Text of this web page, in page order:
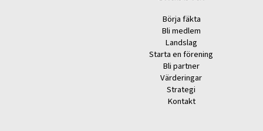
Börja fäkta
Bli medlem
Landslag
Starta en förening
Bli partner
Värderingar
Strategi
Kontakt